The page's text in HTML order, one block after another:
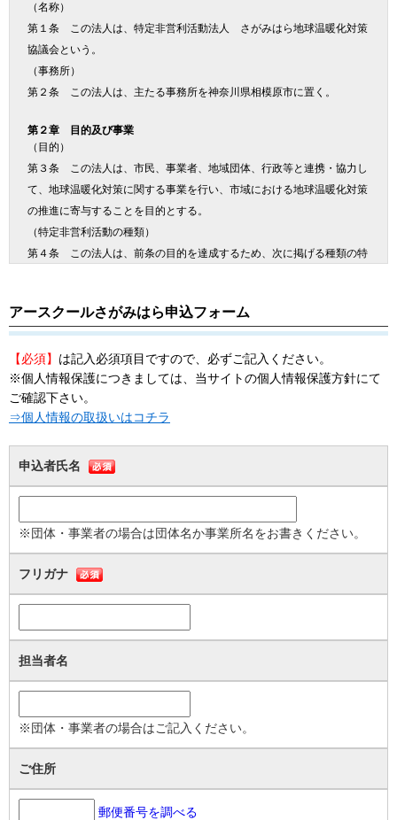
（名称）
第１条 この法人は、特定非営利活動法人 さがみはら地球温暖化対策
協議会という。
（事務所）
第２条 この法人は、主たる事務所を神奈川県相模原市に置く。
第２章 目的及び事業
（目的）
第３条 この法人は、市民、事業者、地域団体、行政等と連携・協力し
て、地球温暖化対策に関する事業を行い、市域における地球温暖化対策
の推進に寄与することを目的とする。
（特定非営利活動の種類）
第４条 この法人は、前条の目的を達成するため、次に掲げる種類の特
(2) 社会教育の推進を図る活動
(3) まちづくりの推進を図る活動
(4) 農山漁村又は中山間地域の振興を図る活動
(5) 地域安全活動
(6) 子どもの健全育成を図る活動
（事業）
第５条 この法人は、第３条の目的を達成するため、次の事業を行う。
(1) 特定非営利活動に係る事業
① 地球温暖化の緩和策・適応策に関する広報事業
③ 地球温暖化対策に関する調査・研修事業
第３章 会員
第６条 この法人の会員は、次の３種とし、正会員をもって特定非営利
活動促進法(以下「法」という。) 上の社員とする。
(2) 賛助会員 この法人の目的に賛同し、活動を支援するために入
会した個人及び団体
いる個人及び団体
第７条 会員として入会しようとするものは、理事長が別に定める入会
申込書により、理事長に申し込むものとし、理事長は、そのものが前条
アースクールさがみはら申込フォーム
【必須】 は記入必須項目ですので、必ずご記入ください。
※個人情報保護につきましては、当サイトの個人情報保護方針にて
ご確認下さい。
⇒個人情報の取扱いはコチラ
申込者氏名
※団体・事業者の場合は団体名か事業所名をお書きください。
フリガナ
担当者名
※団体・事業者の場合はご記入ください。
ご住所
郵便番号を調べる